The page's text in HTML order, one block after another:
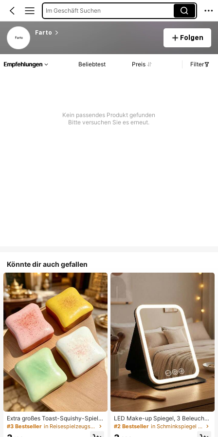
Im Geschäft Suchen
Farto
Folgen
Empfehlungen Beliebtest Preis Filter
Kein passendes Produkt gefunden
Bitte versuchen Sie es erneut.
Könnte dir auch gefallen
Extra großes Toast-Squishy-Spielz
eug, superweiches Buttertoast-Stre
ssabbau-Drückspielzeug, erhältlich
#3 Bestseller in Reisespielzeugset Quetschspielzeug für Teenager
LED Make-up Spiegel, 3 Beleuchtu
ngsmodi, einstellbare Helligkeit, tra
gbares faltbares Design, geeignet f
#2 Bestseller in Schminkspiegel & Duschspiegel